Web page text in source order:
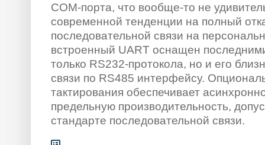
COM-порта, что вообще-то не
современной тенденции на полный
последовательной связи на
встроенный UART оснащен
только RS232-протокола, но и его
связи по RS485 интерфейсу.
тактирования обеспечивает
предельную производительность,
стандарте последовательной связи.